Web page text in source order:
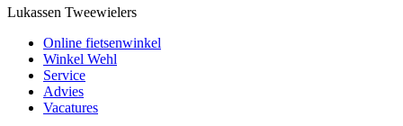
Lukassen Tweewielers
Online fietsenwinkel
Winkel Wehl
Service
Advies
Vacatures